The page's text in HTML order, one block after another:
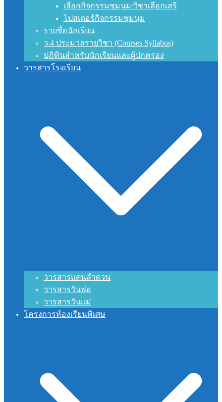
เลือกกิจกรรมชุมนุม/วิชาเลือกเสรี
โปสเตอร์กิจกรรมชุมนุม
รายชื่อนักเรียน
ว.4 ประมวลรายวิชา (Courses Syllabus)
ปฏิทินสำหรับนักเรียนและผู้ปกครอง
วารสารโรงเรียน
วารสารแดนลำดวน
วารสารวันพ่อ
วารสารวันแม่
โครงการห้องเรียนพิเศษ